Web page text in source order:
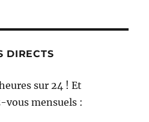
DIRECTS
sur 24 ! Et
vous mensuels :